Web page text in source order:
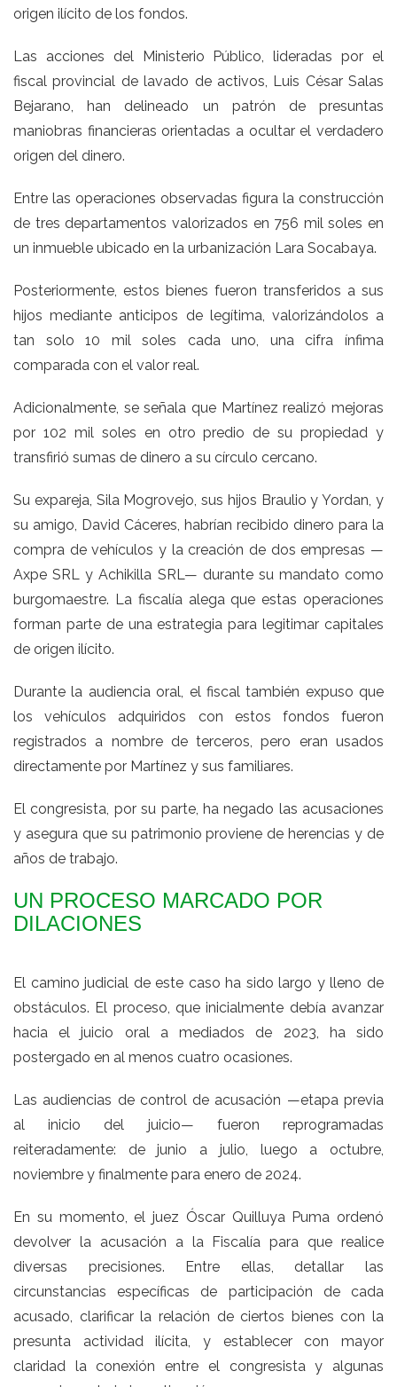
origen ilícito de los fondos.
Las acciones del Ministerio Público, lideradas por el
fiscal provincial de lavado de activos, Luis César Salas
Bejarano, han delineado un patrón de presuntas
maniobras financieras orientadas a ocultar el verdadero
origen del dinero.
Entre las operaciones observadas figura la construcción
de tres departamentos valorizados en 756 mil soles en
un inmueble ubicado en la urbanización Lara Socabaya.
Posteriormente, estos bienes fueron transferidos a sus
hijos mediante anticipos de legítima, valorizándolos a
tan solo 10 mil soles cada uno, una cifra ínfima
comparada con el valor real.
Adicionalmente, se señala que Martínez realizó mejoras
por 102 mil soles en otro predio de su propiedad y
transfirió sumas de dinero a su círculo cercano.
Su expareja, Sila Mogrovejo, sus hijos Braulio y Yordan, y
su amigo, David Cáceres, habrían recibido dinero para la
compra de vehículos y la creación de dos empresas —
Axpe SRL y Achikilla SRL— durante su mandato como
burgomaestre. La fiscalía alega que estas operaciones
forman parte de una estrategia para legitimar capitales
de origen ilícito.
Durante la audiencia oral, el fiscal también expuso que
los vehículos adquiridos con estos fondos fueron
registrados a nombre de terceros, pero eran usados
directamente por Martínez y sus familiares.
El congresista, por su parte, ha negado las acusaciones
y asegura que su patrimonio proviene de herencias y de
años de trabajo.
UN PROCESO MARCADO POR
DILACIONES
El camino judicial de este caso ha sido largo y lleno de
obstáculos. El proceso, que inicialmente debía avanzar
hacia el juicio oral a mediados de 2023, ha sido
postergado en al menos cuatro ocasiones.
Las audiencias de control de acusación —etapa previa
al inicio del juicio— fueron reprogramadas
reiteradamente: de junio a julio, luego a octubre,
noviembre y finalmente para enero de 2024.
En su momento, el juez Óscar Quilluya Puma ordenó
devolver la acusación a la Fiscalía para que realice
diversas precisiones. Entre ellas, detallar las
circunstancias específicas de participación de cada
acusado, clarificar la relación de ciertos bienes con la
presunta actividad ilícita, y establecer con mayor
claridad la conexión entre el congresista y algunas